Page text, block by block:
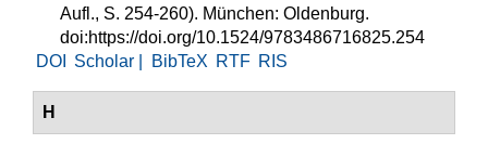
Aufl., S. 254-260). München: Oldenburg.
doi:https://doi.org/10.1524/9783486716825.254
DOI
Scholar | BibTeX RTF RIS
H